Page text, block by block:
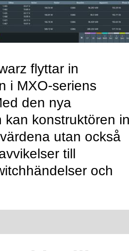
flyttar in
i MXO-seriens
den nya
kan konstruktören
utan också
till
och